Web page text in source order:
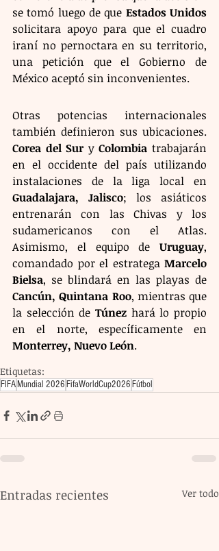
se tomó luego de que Estados Unidos
solicitara apoyo para que el cuadro
iraní no pernoctara en su territorio,
una petición que el Gobierno de
México aceptó sin inconvenientes.
Otras potencias internacionales
Corea del Sur y Colombia trabajarán
en el occidente del país utilizando
Guadalajara, Jalisco; los asiáticos
entrenarán con las Chivas y los
sudamericanos con el Atlas.
Asimismo, el equipo de Uruguay,
comandado por el estratega Marcelo
Bielsa
Cancún, Quintana Roo, mientras que
la selección de Túnez hará lo propio
Monterrey, Nuevo León.
Etiquetas:
FIFAMundial 2026FifaWorldCup2026Fútbol
Entradas recientes Ver todo